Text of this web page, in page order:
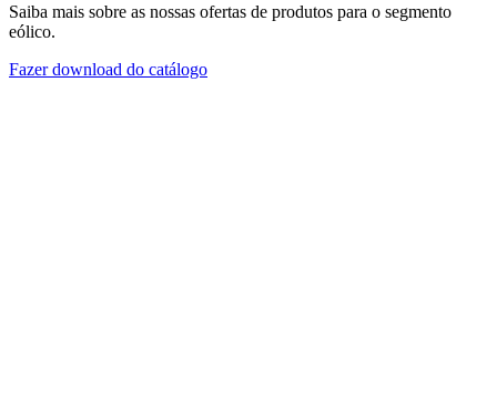
Saiba mais sobre as nossas ofertas de produtos para o segmento
eólico.
Fazer download do catálogo